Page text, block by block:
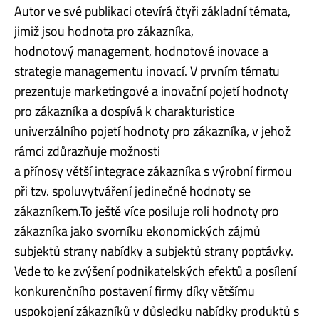
Autor ve své publikaci otevírá čtyři základní témata,
jimiž jsou hodnota pro zákazníka,
hodnotový management, hodnotové inovace a
strategie managementu inovací. V prvním tématu
prezentuje marketingové a inovační pojetí hodnoty
pro zákazníka a dospívá k charakturistice
univerzálního pojetí hodnoty pro zákazníka, v jehož
rámci zdůrazňuje možnosti
a přínosy větší integrace zákazníka s výrobní firmou
při tzv. spoluvytváření jedinečné hodnoty se
zákazníkem.To ještě více posiluje roli hodnoty pro
zákazníka jako svorníku ekonomických zájmů
subjektů strany nabídky a subjektů strany poptávky.
Vede to ke zvýšení podnikatelských efektů a posílení
konkurenčního postavení firmy díky většímu
uspokojení zákazníků v důsledku nabídky produktů s